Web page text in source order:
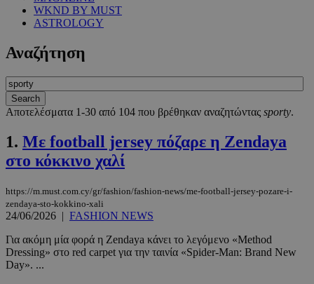
WKND BY MUST
ASTROLOGY
Αναζήτηση
Αποτελέσματα 1-30 από 104 που βρέθηκαν αναζητώντας sporty.
1. Με football jersey πόζαρε η Zendaya
στο κόκκινο χαλί
https://m.must.com.cy/gr/fashion/fashion-news/me-football-jersey-pozare-i-
zendaya-sto-kokkino-xali
24/06/2026 | FASHION NEWS
Για ακόμη μία φορά η Zendaya κάνει το λεγόμενο «Method
Dressing» στο red carpet για την ταινία «Spider-Man: Brand New
Day». ...